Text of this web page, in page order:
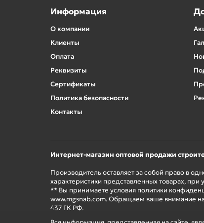
Информация
О компании
Клиенты
Оплата
Реквизиты
Сертификаты
Политика безопасности
Контакты
Интернет-магазин оптовой продажи
Производитель оставляет за собой право в
характеристики представленных товарах,
** Вы принимаете условия политики
www.mgsnab.com. Обращаем ваше внимание
437 ГК РФ.